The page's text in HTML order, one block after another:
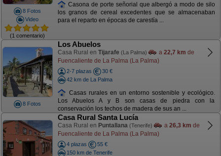
8 Fotos
Video
(1 comentario)
Casona de porte señorial que albergó a modo de silo
los granos de cereal excedentes que se almacenaban
para el reparto en épocas de carestía ...
8 Fotos
Los Abuelos
Casa Rural en Tijarafe (La Palma) a 22,7 km de
Fuencaliente de La Palma (La Palma)
2-7 plazas
30 €
42 km de La Palma
Casas rurales en un entorno sostenible y ecológico.
Los Abuelos A y B son casas de piedra con la
conservación los techos de madera de sus an ...
Casa Rural Santa Lucía
Casa Rural en Puntallana (Tenerife) a 26,3 km de
Fuencaliente de La Palma (La Palma)
4 plazas
55 €
150 km de Tenerife